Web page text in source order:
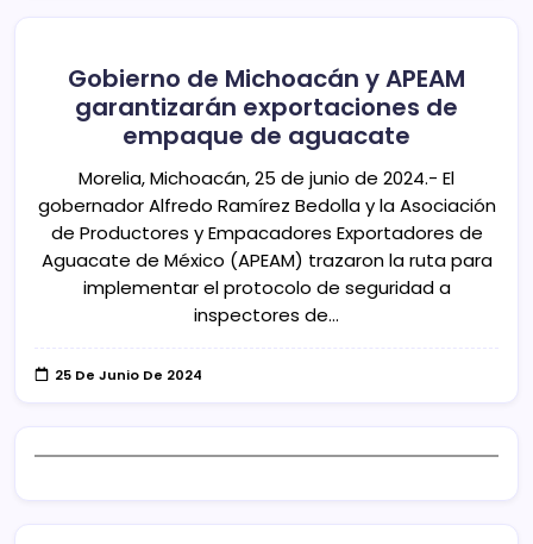
Gobierno de Michoacán y APEAM
garantizarán exportaciones de
empaque de aguacate
Morelia, Michoacán, 25 de junio de 2024.- El
gobernador Alfredo Ramírez Bedolla y la Asociación
de Productores y Empacadores Exportadores de
Aguacate de México (APEAM) trazaron la ruta para
implementar el protocolo de seguridad a
inspectores de…
25 De Junio De 2024